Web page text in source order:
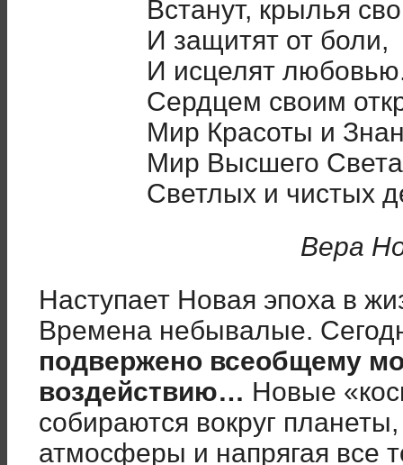
Встанут, крылья
И защитят от боли,
И исцелят
Сердцем своим
Мир Красоты и
Мир Высшего
Светлых и чистых
Вера
Наступает Новая эпоха в
Времена небывалые.
подвержено всеобщему
воздействию… Новые
собираются вокруг
атмосферы и напрягая все